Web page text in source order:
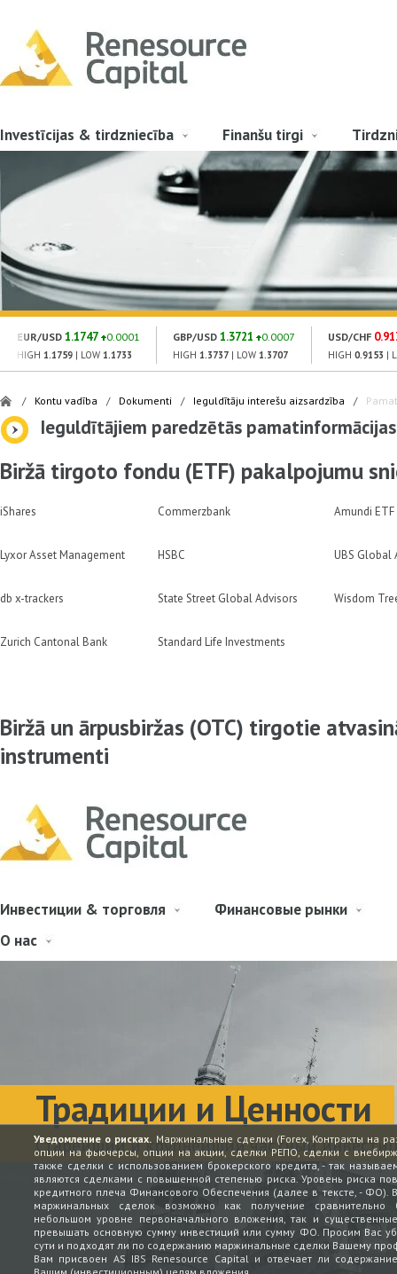
Investīcijas & tirdzniecība Finanšu tirgi
EUR/USD 1.1747 0.0001
HIGH 1.1759 | LOW 1.1733
GBP/USD 1.3721 0.0007
HIGH 1.3737 | LOW 1.3707
USD/CHF
HIGH 0.9153 |
/ Kontu vadība / Dokumenti / Ieguldītāju interešu aizsardzība /
Ieguldītājiem paredzētās
Biržā tirgoto fondu (ETF) pakalpojumu
iShares Commerzbank Amundi ETF
Lyxor Asset Management HSBC UBS Global
db x-trackers State Street Global Advisors Wisdom
Zurich Cantonal Bank Standard Life Investments
Biržā un ārpusbiržas (OTC) tirgotie
instrumenti